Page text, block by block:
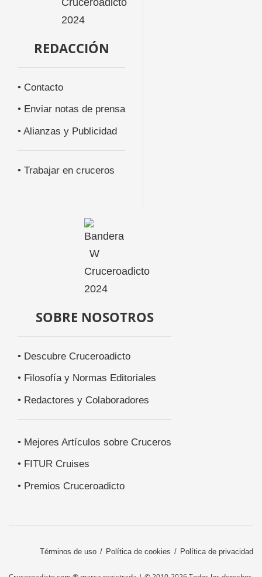
REDACCIÓN
• Contacto
• Enviar notas de prensa
• Alianzas y Publicidad
• Trabajar en cruceros
SOBRE NOSOTROS
• Descubre Cruceroadicto
• Filosofía y Normas Editoriales
• Redactores y Colaboradores
• Mejores Artículos sobre Cruceros
• FITUR Cruises
• Premios Cruceroadicto
Términos de uso Política de cookies Política de privacidad